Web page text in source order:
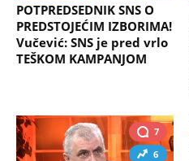
POTPREDSEDNIK SNS O
PREDSTOJEĆIM IZBORIMA!
Vučević: SNS je pred vrlo
TEŠKOM KAMPANJOM
7
6